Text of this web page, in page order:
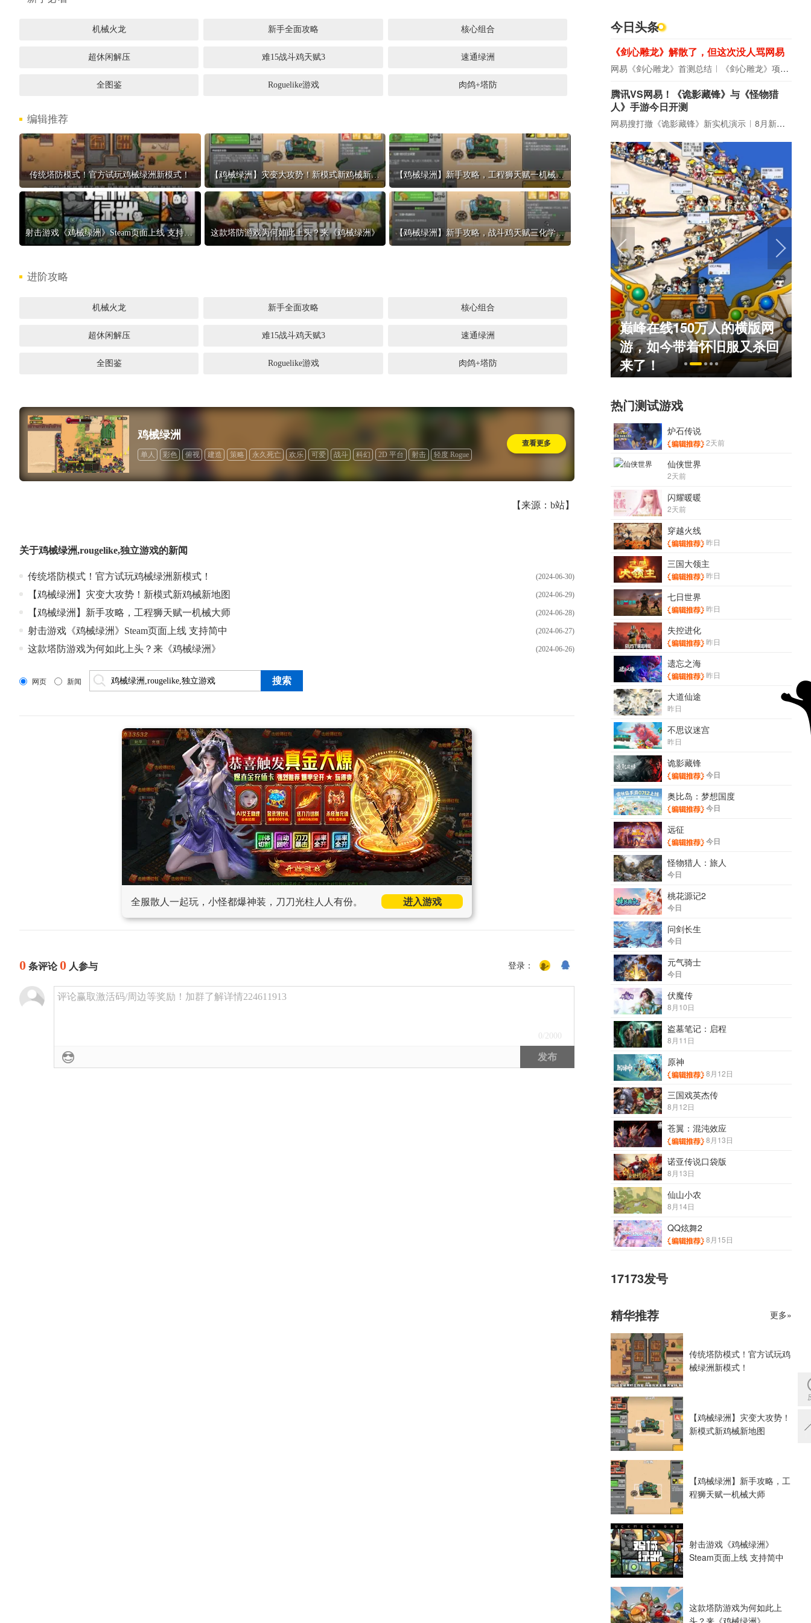
机械火龙 新手全面攻略 核心组合
超休闲解压 难15战斗鸡天赋3 速通绿洲
全图鉴 Roguelike游戏 肉鸽+塔防
编辑推荐
传统塔防模式！官方试玩鸡械绿洲新模式！ 【鸡械绿洲】灾变大攻势！新模式新鸡械新地图 【鸡械绿洲】新手攻略，工程狮天赋一机械大师
射击游戏《鸡械绿洲》Steam页面上线 支持简中 这款塔防游戏为何如此上头？来《鸡械绿洲》 【鸡械绿洲】新手攻略，战斗鸡天赋三化学专家
进阶攻略
机械火龙 新手全面攻略 核心组合
超休闲解压 难15战斗鸡天赋3 速通绿洲
全图鉴 Roguelike游戏 肉鸽+塔防
鸡械绿洲
单人 彩色 俯视 建造 策略 永久死亡 欢乐 可爱 战斗 科幻 2D 平台 射击
轻度 Rogue
查看更多
【来源：b站】
关于鸡械绿洲,rougelike,独立游戏的新闻
(2024-06-30)
传统塔防模式！官方试玩鸡械绿洲新模式！
(2024-06-29)
【鸡械绿洲】灾变大攻势！新模式新鸡械新地图
(2024-06-28)
【鸡械绿洲】新手攻略，工程狮天赋一机械大师
(2024-06-27)
射击游戏《鸡械绿洲》Steam页面上线 支持简中
(2024-06-26)
这款塔防游戏为何如此上头？来《鸡械绿洲》
网页 新闻
全服散人一起玩，小怪都爆神装，刀刀光柱人人有份。 进入游戏
0 条评论0 人参与 登录：
评论赢取激活码/周边等奖励！加群了解详情224611913
0 /2000
发布
今日头条
《剑心雕龙》解散了，但这次没人骂网易
网易《剑心雕龙》首测总结 《剑心雕龙》项目宣布解散
腾讯VS网易！《诡影藏锋》与《怪物猎
人》手游今日开测
网易搜打撤《诡影藏锋》新实机演示 8月新游前瞻：《诡秘之主》领衔
17周年庆典 争霸赛大区火
一看吓一跳：雷死人不偿命
巅峰在线150万人的横版网
游，如今带着怀旧服又杀回
来了！
热门测试游戏
炉石传说
2天前
仙侠世界
2天前
闪耀暖暖
2天前
穿越火线
昨日
三国大领主
昨日
七日世界
昨日
失控进化
昨日
遗忘之海
昨日
大道仙途
昨日
不思议迷宫
昨日
诡影藏锋
今日
奥比岛：梦想国度
今日
远征
今日
怪物猎人：旅人
今日
桃花源记2
今日
问剑长生
今日
元气骑士
今日
伏魔传
8月10日
盗墓笔记：启程
8月11日
原神
8月12日
三国戏英杰传
8月12日
苍翼：混沌效应
8月13日
诺亚传说口袋版
8月13日
仙山小农
8月14日
QQ炫舞2
8月15日
17173发号
精华推荐 更多»
传统塔防模式！官方试玩鸡
械绿洲新模式！
【鸡械绿洲】灾变大攻势！
新模式新鸡械新地图
【鸡械绿洲】新手攻略，工
程狮天赋一机械大师
射击游戏《鸡械绿洲》
Steam页面上线 支持简中
这款塔防游戏为何如此上